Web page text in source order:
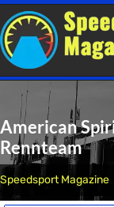
American
Rennteam
Speedsport Magazine